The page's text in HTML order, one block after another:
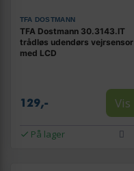
TFA DOSTMANN
TFA Dostmann 30.3143.IT
trådløs udendørs vejrsensor
med LCD
129,- Vis
På lager